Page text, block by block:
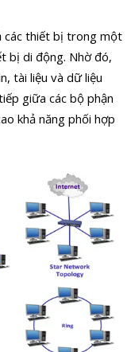
các thiết bị trong một
bị di động. Nhờ đó,
tài liệu và dữ liệu
giữa các bộ phận
khả năng phối hợp